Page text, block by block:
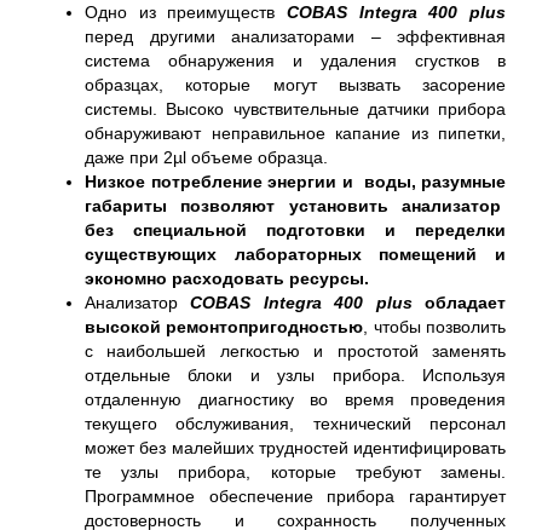
Одно из преимуществ COBAS Integra 400 plus
перед другими анализаторами – эффективная
система обнаружения и удаления сгустков в
образцах, которые могут вызвать засорение
системы. Высоко чувствительные датчики прибора
обнаруживают неправильное капание из пипетки,
даже при 2µl объеме образца.
Низкое потребление энергии и воды, разумные
габариты позволяют установить анализатор
без специальной подготовки и переделки
существующих лабораторных помещений и
экономно расходовать ресурсы.
АнализаторCOBAS Integra 400 plus
обладает
высокой ремонтопригодностью , чтобы позволить
с наибольшей легкостью и простотой заменять
отдельные блоки и узлы прибора. Используя
отдаленную диагностику во время проведения
текущего обслуживания, технический персонал
может без малейших трудностей идентифицировать
те узлы прибора, которые требуют замены.
Программное обеспечение прибора гарантирует
достоверность и сохранность полученных